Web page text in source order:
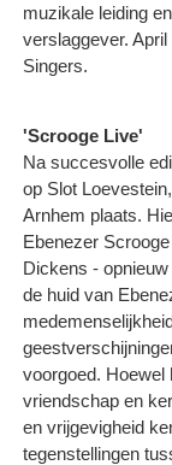
muzikale leiding
verslaggever.
Singers.
'Scrooge Live'
Na succesvolle
op Slot
Arnhem plaats.
Ebenezer
Dickens -
de huid van
voorgoed. Hoewel
vriendschap en
en vrijgevigheid
tegenstellingen